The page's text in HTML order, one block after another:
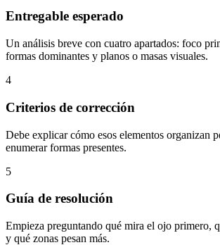
Entregable esperado
Un análisis breve con cuatro apartados: foco
formas dominantes y planos o masas visuales.
4
Criterios de corrección
Debe explicar cómo esos elementos organizan
enumerar formas presentes.
5
Guía de resolución
Empieza preguntando qué mira el ojo primero,
y qué zonas pesan más.